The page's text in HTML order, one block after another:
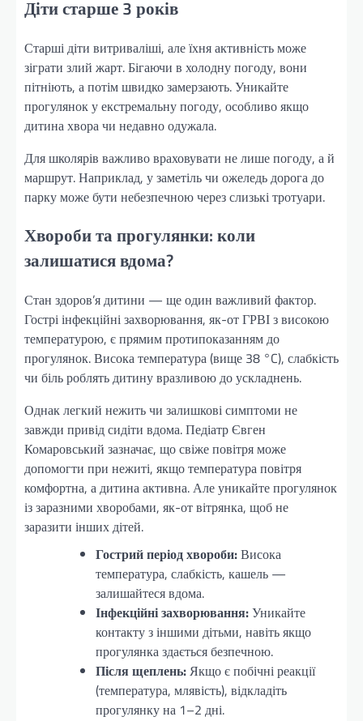
Діти старше 3 років
Старші діти витриваліші, але їхня активність може
зіграти злий жарт. Бігаючи в холодну погоду, вони
пітніють, а потім швидко замерзають. Уникайте
прогулянок у екстремальну погоду, особливо якщо
дитина хвора чи недавно одужала.
Для школярів важливо враховувати не лише погоду, а й
маршрут. Наприклад, у заметіль чи ожеледь дорога до
парку може бути небезпечною через слизькі тротуари.
Хвороби та прогулянки: коли
залишатися вдома?
Стан здоров’я дитини — ще один важливий фактор.
Гострі інфекційні захворювання, як-от ГРВІ з високою
температурою, є прямим протипоказанням до
прогулянок. Висока температура (вище 38 °C), слабкість
чи біль роблять дитину вразливою до ускладнень.
Однак легкий нежить чи залишкові симптоми не
завжди привід сидіти вдома. Педіатр Євген
Комаровський зазначає, що свіже повітря може
допомогти при нежиті, якщо температура повітря
комфортна, а дитина активна. Але уникайте прогулянок
із заразними хворобами, як-от вітрянка, щоб не
заразити інших дітей.
Гострий період хвороби:Висока
температура, слабкість, кашель —
залишайтеся вдома.
Інфекційні захворювання:Уникайте
контакту з іншими дітьми, навіть якщо
прогулянка здається безпечною.
Після щеплень:Якщо є побічні реакції
(температура, млявість), відкладіть
прогулянку на 1–2 дні.